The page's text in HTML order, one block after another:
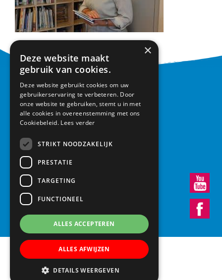
CONTACT
Basisschool Vroonestein
Lohengrinhof 15-17
030 – 6037291
×
Deze website maakt
gebruik van cookies.
Deze website gebruikt cookies om uw
gebruikerservaring te verbeteren. Door
onze website te gebruiken, stemt u in met
alle cookies in overeenstemming met ons
Cookiebeleid. Lees verder
STRIKT NOODZAKELIJK
PRESTATIE
TARGETING
FUNCTIONEEL
ALLES ACCEPTEREN
ALLES AFWIJZEN
DETAILS WEERGEVEN